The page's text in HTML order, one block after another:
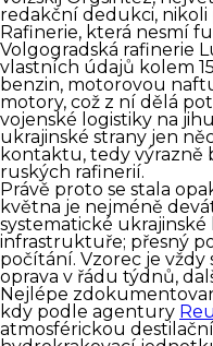
redakční dedukci,
Rafinerie, která nesmí
Volgogradská rafinerie
vlastních údajů kolem
benzin, motorovou
motory, což z ní dělá
vojenské logistiky na
ukrajinské strany jen
kontaktu, tedy výrazně
ruských rafinerií.
Právě proto se stala
května je nejméně
systematické
infrastruktuře; přesný
počítání. Vzorec je vždy
oprava v řádu týdnů,
Nejlépe
kdy podle agentury
atmosférickou